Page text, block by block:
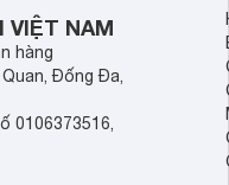
VIỆT NAM
hàng
Đống Đa,
0106373516,